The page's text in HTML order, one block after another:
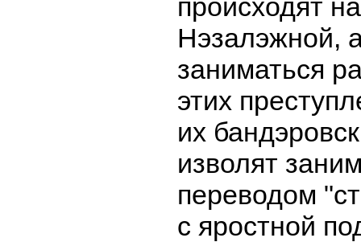
происходят
Нэзалэжной,
заниматься
этих
их
изволят
переводом
с яростной